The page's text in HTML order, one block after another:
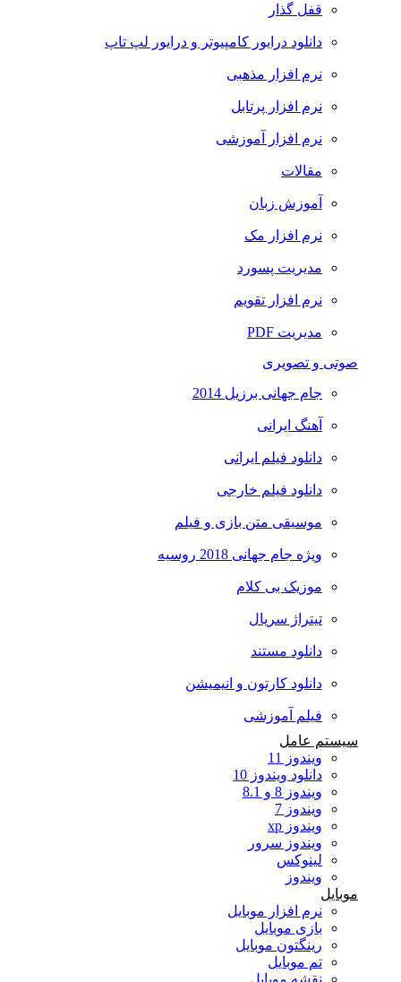
قفل گذار
دانلود درایور کامپیوتر و درایور لپ تاپ
نرم افزار مذهبی
نرم افزار پرتابل
نرم افزار آموزشی
مقالات
آموزش زبان
نرم افزار مک
مدیریت پسورد
نرم افزار تقویم
مدیریت PDF
صوتی و تصویری
جام جهانی برزیل 2014
آهنگ ایرانی
دانلود فیلم ایرانی
دانلود فیلم خارجی
موسیقی متن بازی و فیلم
ویژه جام جهانی 2018 روسیه
موزیک بی کلام
تیتراژ سریال
دانلود مستند
دانلود کارتون و انیمیشن
فیلم آموزشی
سیستم عامل
ویندوز 11
دانلود ویندوز 10
ویندوز 8 و 8.1
ویندوز 7
ویندوز xp
ویندوز سرور
لینوکس
ویندوز
نرم افزار موبایل
بازی موبایل
رینگتون موبایل
تم موبایل
نقشه موبایل